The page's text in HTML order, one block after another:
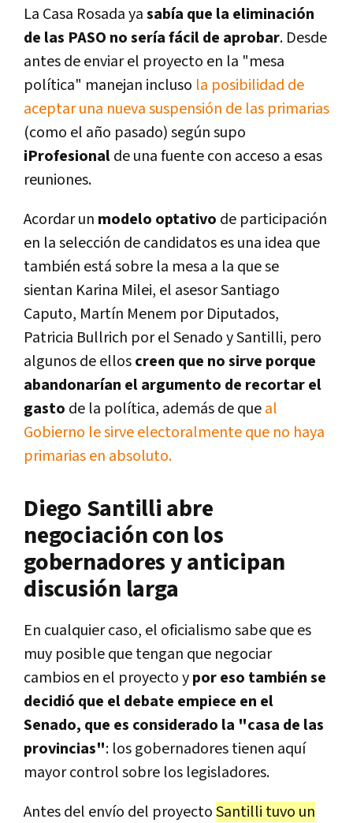
La Casa Rosada yasabía que la eliminación
de las PASO no sería fácil de aprobar. Desde
antes de enviar el proyecto en la "mesa
política" manejan incluso la posibilidad de
aceptar una nueva suspensión de las primarias
(como el año pasado) según supo
iProfesionalde una fuente con acceso a esas
reuniones.
Acordar un modelo optativo de participación
en la selección de candidatos es una idea que
también está sobre la mesa a la que se
sientan Karina Milei, el asesor Santiago
Caputo, Martín Menem por Diputados,
Patricia Bullrich por el Senado y Santilli, pero
algunos de elloscreen que no sirve porque
abandonarían el argumento de recortar el
gasto de la política, además de queal
Gobierno le sirve electoralmente que no haya
primarias en absoluto.
Diego Santilli abre
negociación con los
gobernadores y anticipan
discusión larga
En cualquier caso, el oficialismo sabe que es
muy posible que tengan que negociar
cambios en el proyecto ypor eso también se
decidió que el debate empiece en el
Senado, que es considerado la "casa de las
provincias": los gobernadores tienen aquí
mayor control sobre los legisladores.
Antes del envío del proyectoSantilli tuvo un